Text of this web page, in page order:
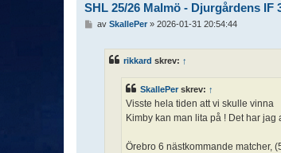
SHL 25/26 Malmö - Djurgårdens IF
av SkallePer» 2026-01-31 20:54:44
rikkard skrev: ↑
SkallePerskrev: ↑
Visste hela tiden att vi skulle vinna
Kimby kan man lita på ! Det har jag
Örebro 6 nästkommande matcher,